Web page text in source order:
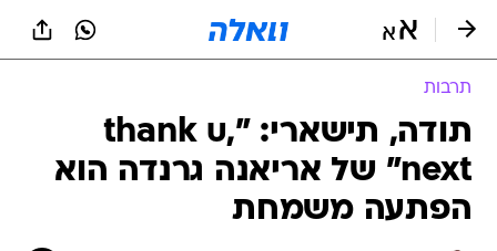
תרבות
תודה, תישארי: "thank u,
next" של אריאנה גרנדה הוא
הפתעה משמחת